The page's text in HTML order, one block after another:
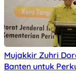
Mujakkir Zuhri
Banten untuk